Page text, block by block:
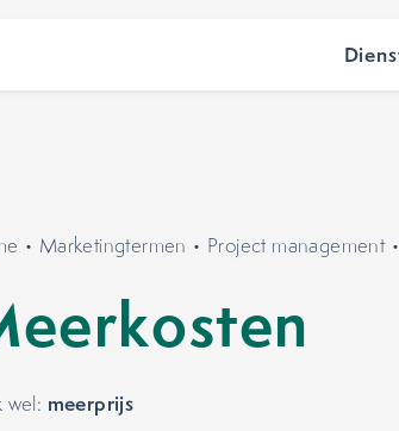
• Marketingtermen • Project management•
wel: meerprijs